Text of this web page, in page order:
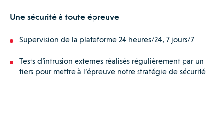
Une sécurité à toute épreuve
Supervision de la plateforme 24 heures/24, 7 jours/7
Tests d’intrusion externes réalisés régulièrement par un
tiers pour mettre à l’épreuve notre stratégie de sécurité